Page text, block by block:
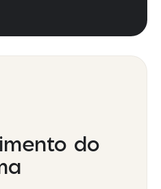
do